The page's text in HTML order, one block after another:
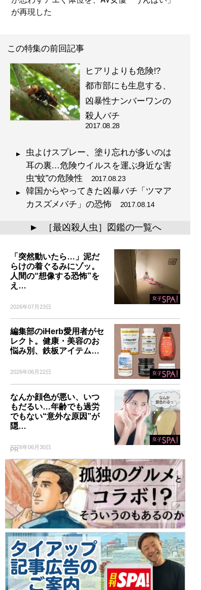
が再現した
この特集の前回記事
ヒアリよりも危険!?
都市部にも生息する、
凶暴性ナンバーワンの
殺人バチ
2017.08.28
虫よけスプレー、塗り忘れが多いのは
耳の裏…危険ウイルスを運ぶ身近な害
虫“蚊”の危険性
2017.08.23
韓国からやってきた凶暴バチ「ツマア
カスズメバチ」の恐怖 2017.08.14
▲ ［最凶殺人虫］図鑑の一覧へ
「突然動いたら…」泥だ
らけの着ぐるみにゾッ。
人間の“想像する恐怖”を
え…
2026年07月23日
編集部のiHerb愛用者がセ
レクト。健康・美容のお
悩み別、鉄板アイテム…
2026年06月22日
なんか顔色が悪い、いつ
もだるい…年齢でも過労
でもない“意外な原因”が
隠…
2026年06月30日
PR